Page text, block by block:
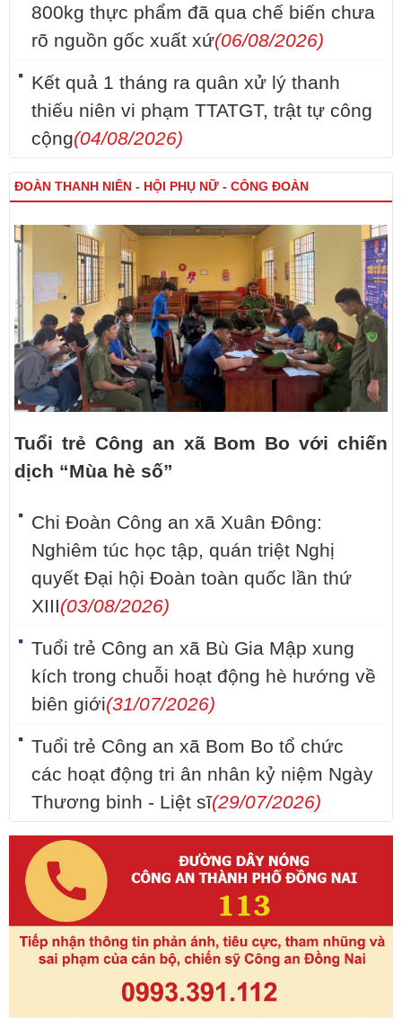
800kg thực phẩm đã qua chế biến chưa
rõ nguồn gốc xuất xứ(06/08/2026)
Kết quả 1 tháng ra quân xử lý thanh
thiếu niên vi phạm TTATGT, trật tự công
cộng(04/08/2026)
ĐOÀN THANH NIÊN - HỘI PHỤ NỮ - CÔNG ĐOÀN
Tuổi trẻ Công an xã Bom Bo với chiến
dịch “Mùa hè số”
Chi Đoàn Công an xã Xuân Đông:
Nghiêm túc học tập, quán triệt Nghị
quyết Đại hội Đoàn toàn quốc lần thứ
XIII(03/08/2026)
Tuổi trẻ Công an xã Bù Gia Mập xung
kích trong chuỗi hoạt động hè hướng về
biên giới(31/07/2026)
Tuổi trẻ Công an xã Bom Bo tổ chức
các hoạt động tri ân nhân kỷ niệm Ngày
Thương binh - Liệt sĩ(29/07/2026)